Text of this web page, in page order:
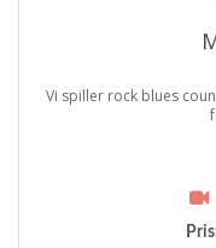
Vi spiller rock blues